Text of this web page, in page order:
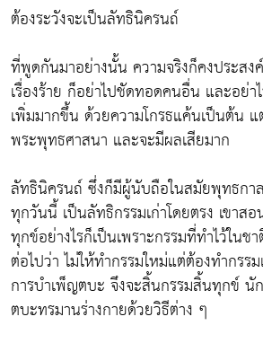
ต้องระวังจะเป็นลัทธินิครนถ์
ที่พูดกันมาอย่างนั้น ความจริงก็คงประสง
เรื่องร้าย ก็อย่าไปชัดทอดคนอื่น และอย่า
เพิ่มมากขึ้น ด้วยความโกรธแค้นเป็นต้น
พระพุทธศาสนา และจะมีผลเสียมาก
ลัทธินิครนถ์ ซึ่งก็มีผู้นับถือในสมัยพุทธกา
ทุกวันนี้ เป็นลัทธิกรรมเก่าโดยตรง เขาสอ
ทุกข์อย่างไรก็เป็นเพราะกรรมที่ทำไว้ใน
ต่อไปว่า ไม่ให้ทำกรรมใหม่แต่ต้องทำกรร
การบำเพ็ญตบะ จึงจะสิ้นกรรมสิ้นทุกข์
ตบะทรมานร่างกายด้วยวิธีต่าง ๆ